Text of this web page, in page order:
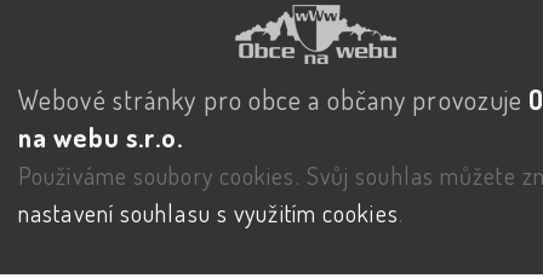
Webové stránky pro obce a občany provozuje
na webu s.r.o.
Používáme soubory cookies. Svůj souhlas můžete
nastavení souhlasu s využitím cookies.